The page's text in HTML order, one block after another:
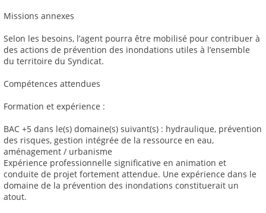
Missions annexes
Selon les besoins, l’agent pourra être mobilisé pour contribuer à
des actions de prévention des inondations utiles à l’ensemble
du territoire du Syndicat.
Compétences attendues
Formation et expérience :
BAC +5 dans le(s) domaine(s) suivant(s) : hydraulique, prévention
des risques, gestion intégrée de la ressource en eau,
aménagement / urbanisme
Expérience professionnelle significative en animation et
conduite de projet fortement attendue. Une expérience dans le
domaine de la prévention des inondations constituerait un
atout.